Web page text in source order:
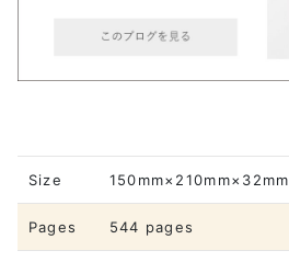
Size 150mm×210mm×32mm
Pages 544 pages